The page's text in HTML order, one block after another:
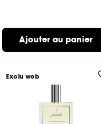
Ajouter au panier
Exclu web